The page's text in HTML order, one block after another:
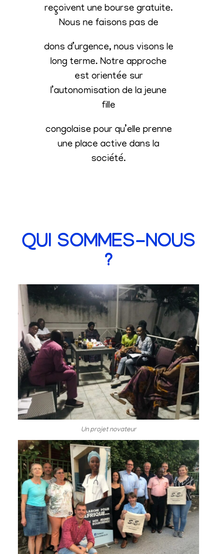
reçoivent une bourse gratuite.
Nous ne faisons pas de
dons d’urgence, nous visons le
long terme. Notre approche
est orientée sur
l’autonomisation de la jeune
fille
congolaise pour qu’elle prenne
une place active dans la
société.
QUI SOMMES-NOUS
?
Un projet novateur